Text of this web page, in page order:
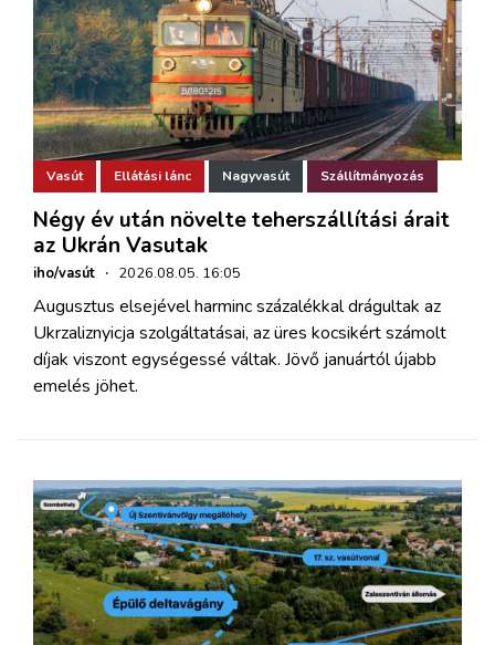
Vasút Ellátási lánc Nagyvasút Szállítmányozás
Négy év után növelte teherszállítási árait
az Ukrán Vasutak
iho/vasút · 2026.08.05. 16:05
Augusztus elsejével harminc százalékkal drágultak az
Ukrzaliznyicja szolgáltatásai, az üres kocsikért számolt
díjak viszont egységessé váltak. Jövő januártól újabb
emelés jöhet.